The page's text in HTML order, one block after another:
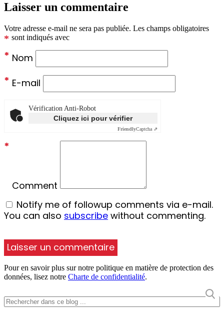
Laisser un commentaire
Votre adresse e-mail ne sera pas publiée. Les champs obligatoires
sont indiqués avec
*
Nom
*
E-mail
*
Vérification Anti-Robot
Cliquez ici pour vérifier
FriendlyCaptcha ⇗
Comment
*
Notify me of followup comments via e-mail.
You can also subscribe without commenting.
Pour en savoir plus sur notre politique en matière de protection des
données, lisez notre Charte de confidentialité.